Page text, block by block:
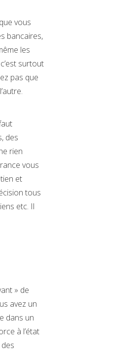
vous
bancaires,
les
surtout
pas que
des
rien
vous
et
tous
etc. Il
» de
avez un
dans un
à l’état